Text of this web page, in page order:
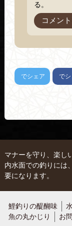
る。
でシェア でシ
マナーを守り、楽し
内水面での釣りには
要になります。
鯉釣りの醍醐味
魚の丸かじり
お